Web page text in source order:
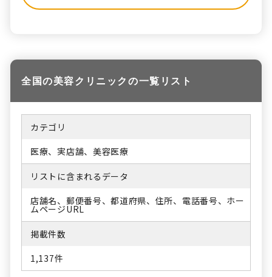
全国の美容クリニックの一覧リスト
カテゴリ
医療、実店舗、美容医療
リストに含まれるデータ
店舗名、郵便番号、都道府県、住所、電話番号、ホー
ムページURL
掲載件数
1,137件